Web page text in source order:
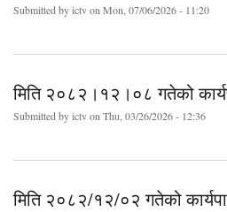
Submitted byictvon Mon, 07/06/2026 - 11:20
मिति २०८२।१२।०८ गतेको
Submitted byictvon Thu, 03/26/2026 - 12:36
मिति २०८२/१२/०२ गतेको